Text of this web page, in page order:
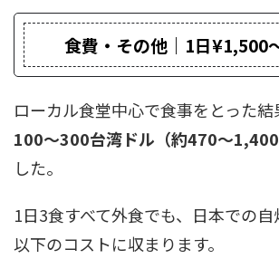
食費・その他｜1日¥1,500
ローカル食堂中心で食事をとった結
100〜300台湾ドル（約470〜1,400
した。
1日3食すべて外食でも、日本での
以下のコストに収まります。